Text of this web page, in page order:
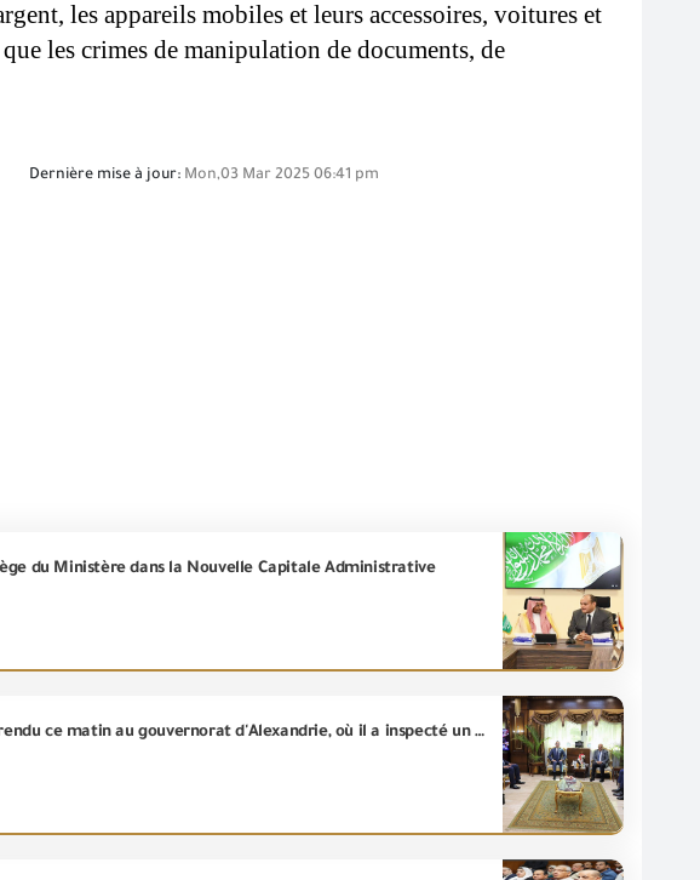
les appareils mobiles et leurs accessoires, voitures et
les crimes de manipulation de documents, de
Dernière mise à jour: Mon,03 Mar 2025 06:41 pm
du Ministère dans la Nouvelle Capitale Administrative
Hassan El-Khatib/ Ministre de l'Investissement et du Commerce Extérieur, s'est rendu ce matin au gouvernorat d'Alexandrie, où il a inspecté un certain nombre d'entités concernées par le dédouanement, ainsi que le siège de la Chambre de commerce à Alexandrie. Le Ministre a également tenu une réunion approfondie avec la communauté commerciale d'Alexandrie.